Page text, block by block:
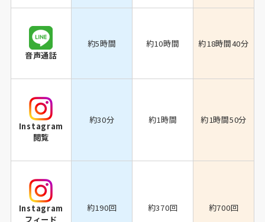
音声通話
約5時間 約10時間 約18時間40分
Instagram
閲覧
約30分 約1時間 約1時間50分
Instagram
フィード
約190回 約370回 約700回